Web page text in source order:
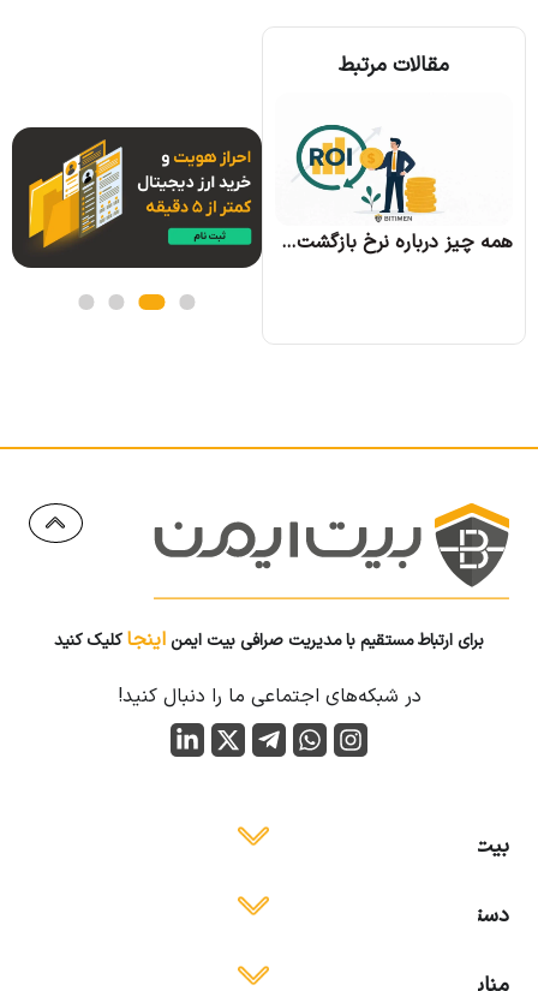
مقالات مرتبط
همه چیز درباره نرخ بازگشت سرمایه و نحوه محاسبه آن
برای ارتباط مستقیم با مدیریت صرافی بیت ایمن اینجاکلیک کنید
در شبکه‌های اجتماعی ما را دنبال کنید!
بیت ایمن
دسترسی آسان